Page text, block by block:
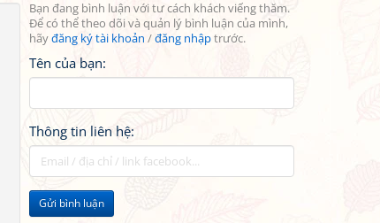
Bạn đang bình luận với tư cách khách viếng thăm.
Để có thể theo dõi và quản lý bình luận của mình,
hãyđăng ký tài khoản /đăng nhậptrước.
Tên của bạn:
Thông tin liên hệ:
Gửi bình luận